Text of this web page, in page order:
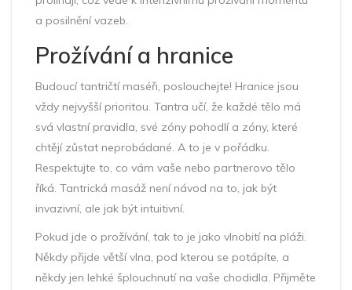
a posilnění vazeb.
Prožívání a hranice
Budoucí tantričtí maséři, poslouchejte! Hranice jsou
vždy nejvyšší prioritou. Tantra učí, že každé tělo má
svá vlastní pravidla, své zóny pohodlí a zóny, které
chtějí zůstat neprobádané. A to je v pořádku.
Respektujte to, co vám vaše nebo partnerovo tělo
říká. Tantrická masáž není návod na to, jak být
invazivní, ale jak být intuitivní.
Pokud jde o prožívání, tak to je jako vlnobití na pláži.
Někdy přijde větší vlna, pod kterou se potápíte, a
někdy jen lehké šplouchnutí na vaše chodidla. Přijměte